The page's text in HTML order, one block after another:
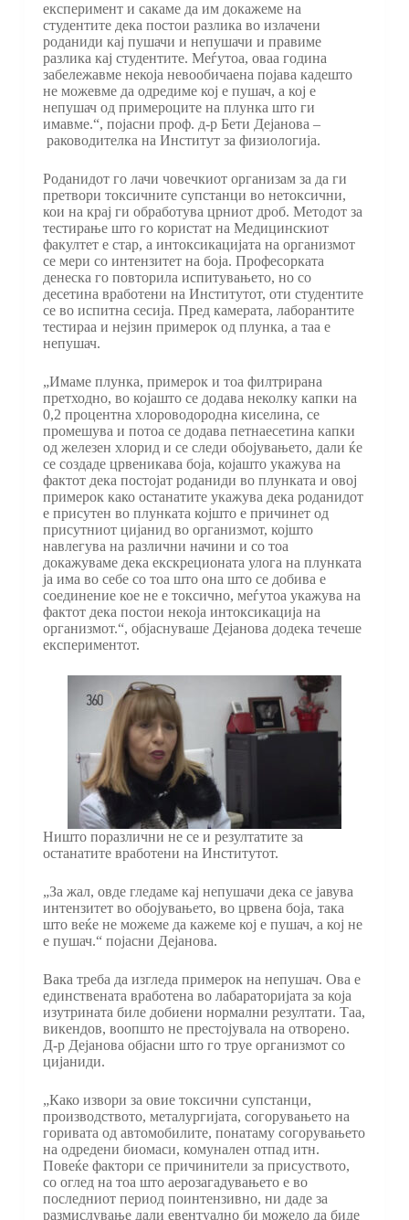
експеримент и сакаме да им докажеме на
студентите дека постои разлика во излачени
роданиди кај пушачи и непушачи и правиме
разлика кај студентите. Меѓутоа, оваа година
забележавме некоја невообичаена појава кадешто
не можевме да одредиме кој е пушач, а кој е
непушач од примероците на плунка што ги
имавме.“, појасни проф. д-р Бети Дејанова –
раководителка на Институт за физиологија.
Роданидот го лачи човечкиот организам за да ги
претвори токсичните супстанци во нетоксични,
кои на крај ги обработува црниот дроб. Методот за
тестирање што го користат на Медицинскиот
факултет е стар, а интоксикацијата на организмот
се мери со интензитет на боја. Професорката
денеска го повторила испитувањето, но со
десетина вработени на Институтот, оти студентите
се во испитна сесија. Пред камерата, лаборантите
тестираа и нејзин примерок од плунка, а таа е
непушач.
„Имаме плунка, примерок и тоа филтрирана
претходно, во којашто се додава неколку капки на
0,2 процентна хлороводородна киселина, се
промешува и потоа се додава петнаесетина капки
од железен хлорид и се следи обојувањето, дали ќе
се создаде црвеникава боја, којашто укажува на
фактот дека постојат роданиди во плунката и овој
примерок како останатите укажува дека роданидот
е присутен во плунката којшто е причинет од
присутниот цијанид во организмот, којшто
навлегува на различни начини и со тоа
докажуваме дека екскреционата улога на плунката
ја има во себе со тоа што она што се добива е
соединение кое не е токсично, меѓутоа укажува на
фактот дека постои некоја интоксикација на
организмот.“, објаснуваше Дејанова додека течеше
експериментот.
Ништо поразлични не се и резултатите за
останатите вработени на Институтот.
„За жал, овде гледаме кај непушачи дека се јавува
интензитет во обојувањето, во црвена боја, така
што веќе не можеме да кажеме кој е пушач, а кој не
е пушач.“ појасни Дејанова.
Вака треба да изгледа примерок на непушач. Ова е
единствената вработена во лабараторијата за која
изутрината биле добиени нормални резултати. Таа,
викендов, воопшто не престојувала на отворено.
Д-р Дејанова објасни што го труе организмот со
цијаниди.
„Како извори за овие токсични супстанци,
производството, металургијата, согорувањето на
горивата од автомобилите, понатаму согорувањето
на одредени биомаси, комунален отпад итн.
Повеќе фактори се причинители за присуството,
со оглед на тоа што аерозагадувањето е во
последниот период поинтензивно, ни даде за
размислување дали евентуално би можело да биде